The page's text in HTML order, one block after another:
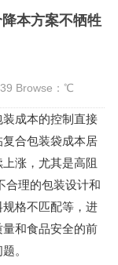
本方案不牺牲
Browse： ℃
成本的控制直接
合包装袋成本居
涨，尤其是高阻
合理的包装设计和
格不匹配等，进
和食品安全的前
。